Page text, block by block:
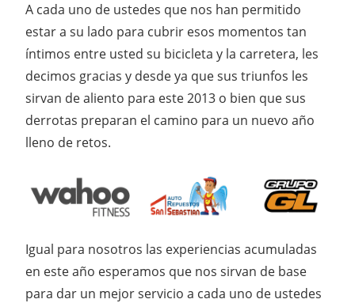
A cada uno de ustedes que nos han permitido
estar a su lado para cubrir esos momentos tan
íntimos entre usted su bicicleta y la carretera, les
decimos gracias y desde ya que sus triunfos les
sirvan de aliento para este 2013 o bien que sus
derrotas preparan el camino para un nuevo año
lleno de retos.
Igual para nosotros las experiencias acumuladas
en este año esperamos que nos sirvan de base
para dar un mejor servicio a cada uno de ustedes